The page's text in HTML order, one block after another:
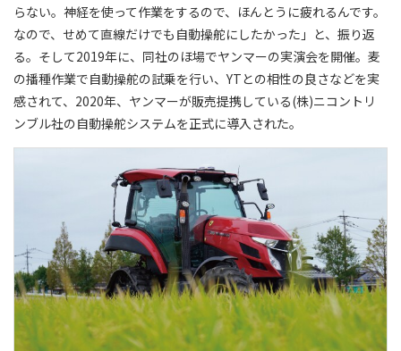
らない。神経を使って作業をするので、ほんとうに疲れるんです。
なので、せめて直線だけでも自動操舵にしたかった」と、振り返
る。そして2019年に、同社のほ場でヤンマーの実演会を開催。麦
の播種作業で自動操舵の試乗を行い、YTとの相性の良さなどを実
感されて、2020年、ヤンマーが販売提携している(株)ニコントリ
ンブル社の自動操舵システムを正式に導入された。